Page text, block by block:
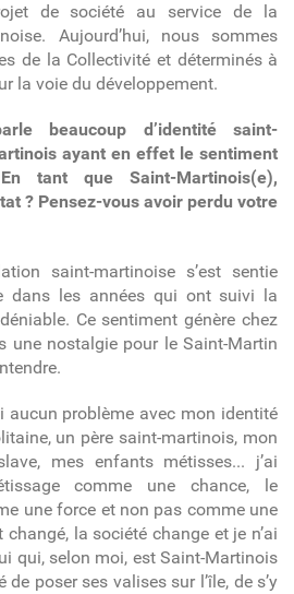
de société au service de la
Aujourd’hui, nous sommes
de la Collectivité et déterminés à
la voie du développement.
beaucoup d’identité saint-
ayant en effet le sentiment
tant que Saint-Martinois(e),
? Pensez-vous avoir perdu votre
saint-martinoise s’est sentie
dans les années qui ont suivi la
Ce sentiment génère chez
une nostalgie pour le Saint-Martin
aucun problème avec mon identité
un père saint-martinois, mon
mes enfants métisses... j’ai
comme une chance, le
une force et non pas comme une
la société change et je n’ai
qui, selon moi, est Saint-Martinois
de poser ses valises sur l’île, de s’y